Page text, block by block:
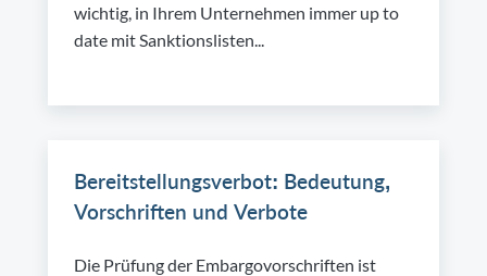
wichtig, in Ihrem Unternehmen immer up to
date mit Sanktionslisten...
Bereitstellungsverbot: Bedeutung,
Vorschriften und Verbote
Die Prüfung der Embargovorschriften ist